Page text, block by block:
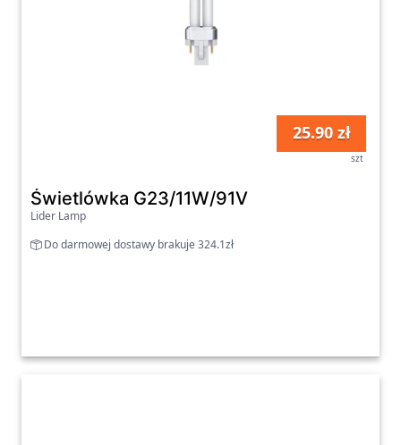
25.90 zł
szt
Świetlówka G23/11W/91V
Lider Lamp
Do darmowej dostawy brakuje 324.1zł